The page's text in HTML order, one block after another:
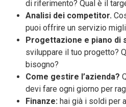
di riferimento? Qual è il
Analisi dei competitor.
puoi offrire un servizio
Progettazione e piano di
sviluppare il tuo progetto?
bisogno?
Come gestire l’azienda?
devi fare ogni giorno per
Finanze: hai già i soldi per